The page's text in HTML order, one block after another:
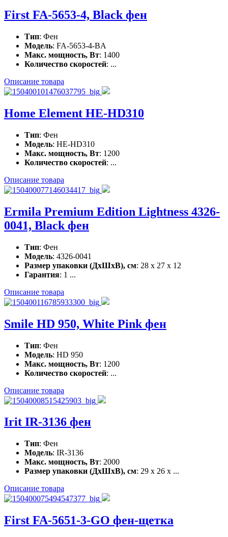
First FA-5653-4, Black фен
Тип: Фен
Модель: FA-5653-4-BA
Макс. мощность, Вт: 1400
Количество скоростей: ...
Описание товара
Home Element HE-HD310
Тип: Фен
Модель: HE-HD310
Макс. мощность, Вт: 1200
Количество скоростей: ...
Описание товара
Ermila Premium Edition Lightness 4326-
0041, Black фен
Тип: Фен
Модель: 4326-0041
Размер упаковки (ДхШхВ), см: 28 x 27 x 12
Гарантия: 1 ...
Описание товара
Smile HD 950, White Pink фен
Тип: Фен
Модель: HD 950
Макс. мощность, Вт: 1200
Количество скоростей: ...
Описание товара
Irit IR-3136 фен
Тип: Фен
Модель: IR-3136
Макс. мощность, Вт: 2000
Размер упаковки (ДхШхВ), см: 29 x 26 x ...
Описание товара
First FA-5651-3-GO фен-щетка